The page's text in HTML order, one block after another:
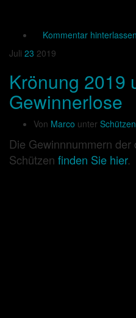
Kommentar hinterlassen
Juli 23 2019
Krönung 2019
Gewinnerlose
Von Marco unter Schützen
Die Gewinnnummern
Schützen finden Sie hier.